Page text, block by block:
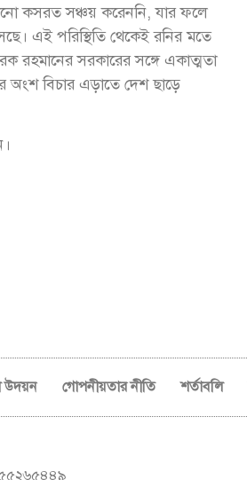
কসরত সঞ্চয় করেননি, যার ফলে
এই পরিস্থিতি থেকেই রনির মতে
রহমানের সরকারের সঙ্গে একাত্মতা
বিচার এড়াতে দেশ ছাড়ে
উদয়ন গোপনীয়তার নীতি শর্তাবলি